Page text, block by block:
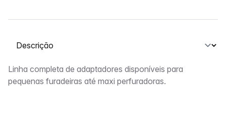
Selecione uma guia
Descrição
Linha completa de adaptadores disponíveis para
pequenas furadeiras até maxi perfuradoras.